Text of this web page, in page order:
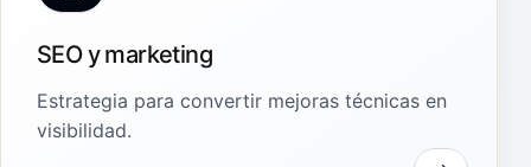
SEO y marketing
Estrategia para convertir mejoras técnicas en
visibilidad.